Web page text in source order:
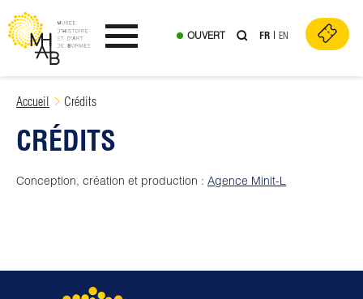
Skip
content
Ouvrir le menu
OUVERT FR EN
Accueil Crédits
CRÉDITS
Conception, création et production : Agence Minit-L